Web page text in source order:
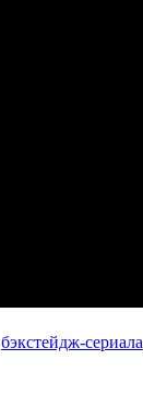
бэкстейдж-сериала